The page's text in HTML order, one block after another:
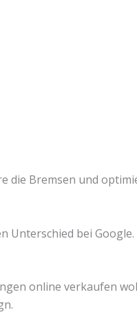
die Bremsen und
Unterschied bei Google.
online verkaufen